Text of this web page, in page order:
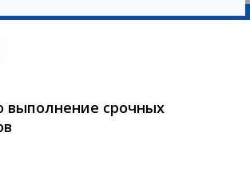
выполнение срочных